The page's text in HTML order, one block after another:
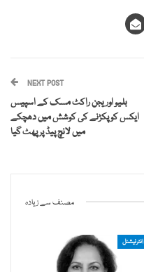
NEXT POST
بلیو اوریجن راکٹ مسک کے اسپیس
ایکس کو پکڑنے کی کوشش میں دھچکے
میں لانچ پیڈ پر پھٹ گیا
مصنف سے زیادہ
انٹرنیشنل